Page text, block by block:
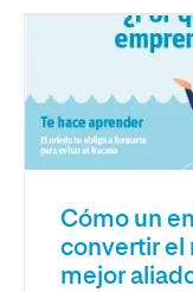
Cómo un
convertir el
mejor